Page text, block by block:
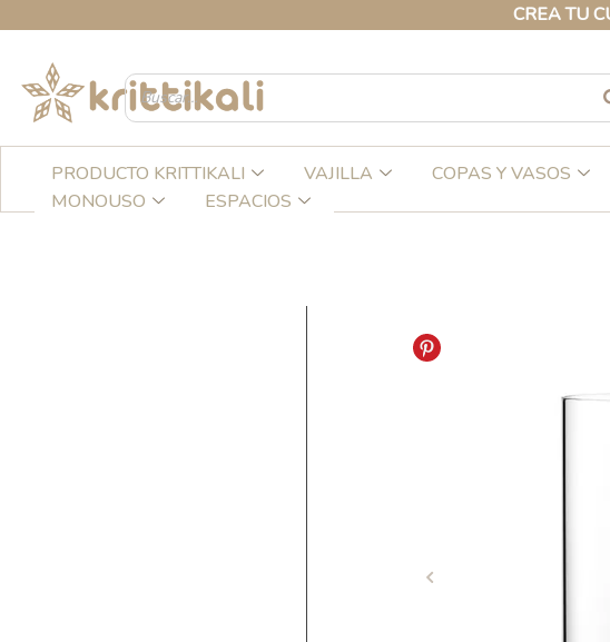
CREA TU
contenido
PRODUCTO KRITTIKALI VAJILLA COPAS Y VASOS
MONOUSO
ESPACIOS